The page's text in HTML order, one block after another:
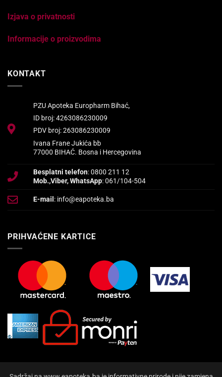
Izjava o privatnosti
Informacije o proizvodima
KONTAKT
PZU Apoteka Europharm Bihać,
ID broj: 4263086230009
PDV broj: 263086230009
Ivana Frane Jukića bb
77000 BIHAĆ. Bosna i Hercegovina
Besplatni telefon: 0800 211 12
Mob.,Viber, WhatsApp: 061/104-504
E-mail : info@eapoteka.ba
PRIHVAĆENE KARTICE